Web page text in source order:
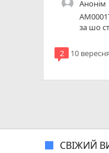
Анонім
за шо
2 10
СВІЖИЙ